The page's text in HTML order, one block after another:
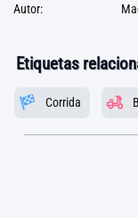
Autor:
Etiquetas
Corrida